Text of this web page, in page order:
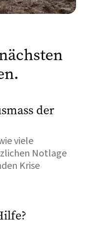
der
viele
Notlage
Krise